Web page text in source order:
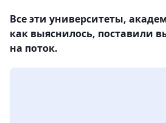
Все эти университеты,
как выяснилось, поставили
на поток.